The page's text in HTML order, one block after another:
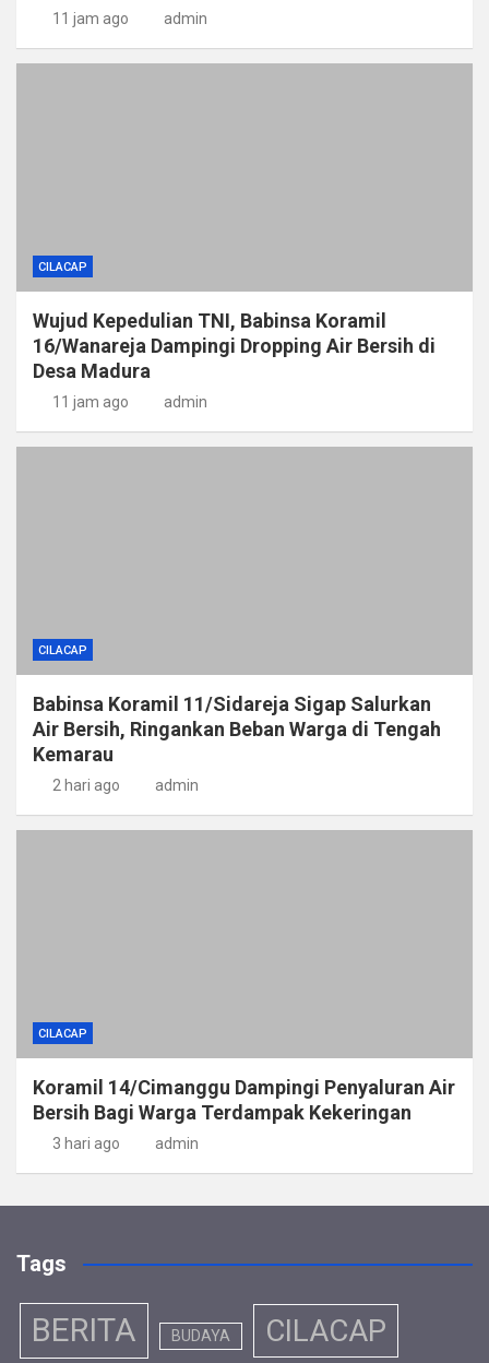
11 jam ago admin
CILACAP
Wujud Kepedulian TNI, Babinsa Koramil
16/Wanareja Dampingi Dropping Air Bersih di
Desa Madura
11 jam ago admin
CILACAP
Babinsa Koramil 11/Sidareja Sigap Salurkan
Air Bersih, Ringankan Beban Warga di Tengah
Kemarau
2 hari ago admin
CILACAP
Koramil 14/Cimanggu Dampingi Penyaluran Air
Bersih Bagi Warga Terdampak Kekeringan
3 hari ago admin
Tags
BERITA BUDAYA CILACAP